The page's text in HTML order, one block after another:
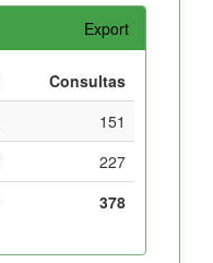
Export
Consultas
151
227
378